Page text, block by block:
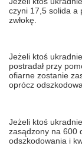
czyni 17,5 solida a
zwłokę.
Jeżeli ktoś
postradał przy
ofiarne zostanie
oprócz
Jeżeli ktoś
zasądzony na 600
odszkodowania i